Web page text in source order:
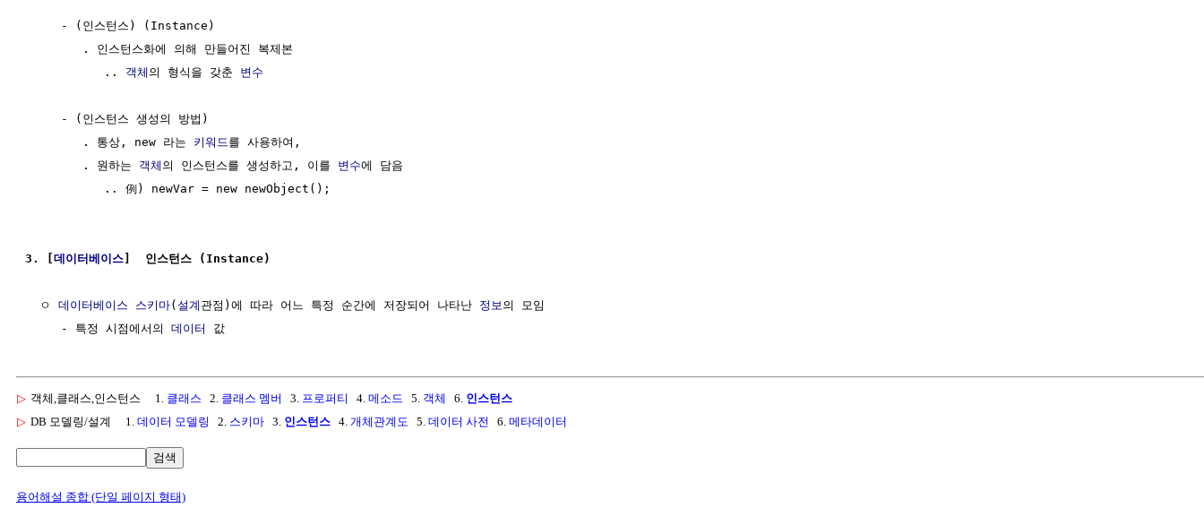
     - (인스턴스) (Instance)
        . 인스턴스화에 의해 만들어진 복제본
           ..
객체 의 형식을 갖춘 변수
     - (인스턴스 생성의 방법)
        . 통상, new 라는
키워드 를 사용하여,
        . 원하는
객체 의 인스턴스를 생성하고, 이를 변수에 담음
           .. 例) newVar = new newObject();
3. [데이터베이스]  인스턴스 (Instance)
  ㅇ
데이터베이스 스키마(설계 관점)에 따라 어느 특정 순간에 저장되어 나타난 정보 의 모임
     - 특정 시점에서의
데이터
▷ 객체,클래스,인스턴스 1. 클래스 2. 클래스 멤버 3. 프로퍼티 4. 메소드 5. 객체 6. 인스턴스
▷ DB 모델링/설계 1. 데이터 모델링 2. 스키마 3. 인스턴스 4. 개체관계도 5. 데이터 사전 6. 메타데이터
검색
용어해설 종합 (단일 페이지 형태)